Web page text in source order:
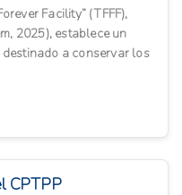
Facility” (TFFF),
2025), establece un
a conservar los
CPTPP